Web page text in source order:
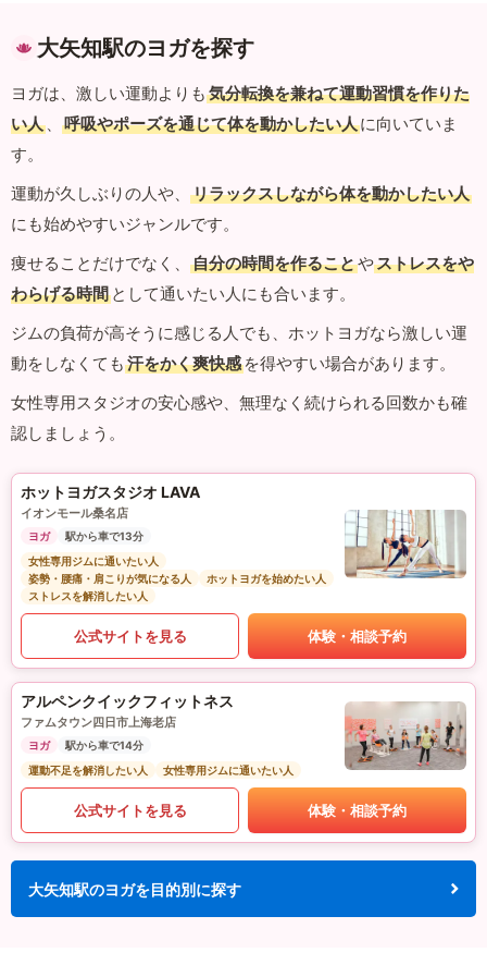
大矢知駅のヨガを探す
ヨガは、激しい運動よりも 気分転換を兼ねて運動習慣を作りた
い人 、 呼吸やポーズを通じて体を動かしたい人に向いていま
す。
運動が久しぶりの人や、
リラックスしながら体を動かしたい人
にも始めやすいジャンルです。
痩せることだけでなく、
自分の時間を作ることやストレスをや
わらげる時間 として通いたい人にも合います。
ジムの負荷が高そうに感じる人でも、ホットヨガなら激しい運
動をしなくても 汗をかく爽快感 を得やすい場合があります。
女性専用スタジオの安心感や、無理なく続けられる回数かも確
認しましょう。
ホットヨガスタジオ LAVA
イオンモール桑名店
ヨガ
駅から車で13分
女性専用ジムに通いたい人
姿勢・腰痛・肩こりが気になる人
ホットヨガを始めたい人
ストレスを解消したい人
公式サイトを見る 体験・相談予約
アルペンクイックフィットネス
ファムタウン四日市上海老店
ヨガ
駅から車で14分
運動不足を解消したい人
女性専用ジムに通いたい人
公式サイトを見る 体験・相談予約
大矢知駅のヨガを目的別に探す